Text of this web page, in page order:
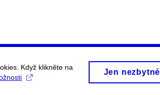
Když klikněte na
Jen nezbytné